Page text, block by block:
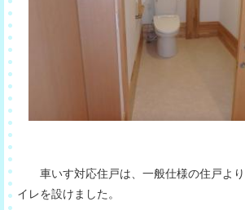
車いす対応住戸は、一般仕様の住戸より
イレを設けました。